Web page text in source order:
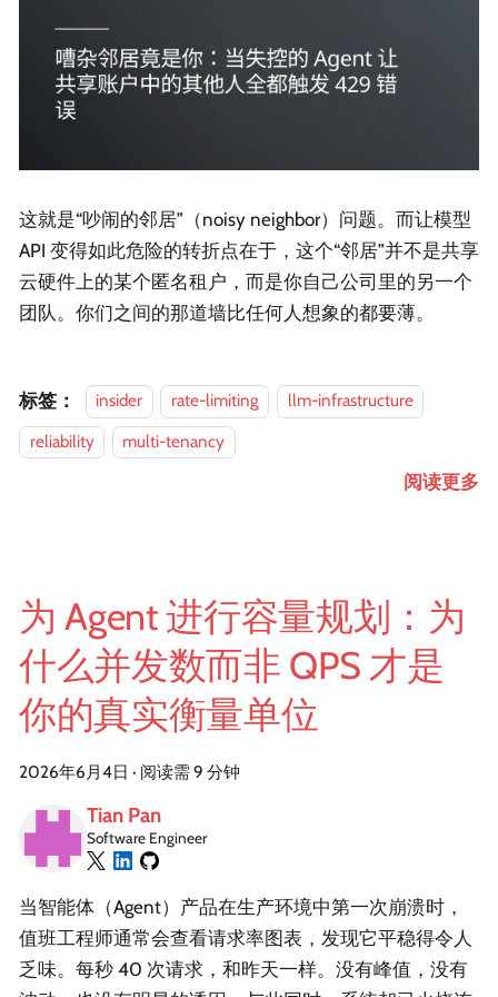
这就是“吵闹的邻居”（noisy neighbor）问题。而让模型
API 变得如此危险的转折点在于，这个“邻居”并不是共享
云硬件上的某个匿名租户，而是你自己公司里的另一个
团队。你们之间的那道墙比任何人想象的都要薄。
标签： insider rate-limiting
llm-infrastructure
reliability
multi-tenancy
阅读更多
为 Agent 进行容量规划：为
什么并发数而非 QPS 才是
你的真实衡量单位
2026年6月4日 · 阅读需 9 分钟
Tian Pan
Software Engineer
当智能体（Agent）产品在生产环境中第一次崩溃时，
值班工程师通常会查看请求率图表，发现它平稳得令人
乏味。每秒 40 次请求，和昨天一样。没有峰值，没有